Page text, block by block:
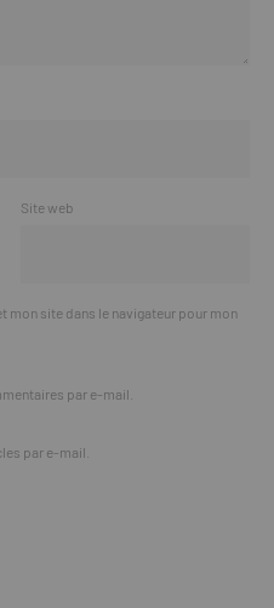
Site web
mon site dans le navigateur pour mon
par e-mail.
par e-mail.